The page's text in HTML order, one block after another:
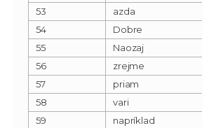
53
azda
54
Dobre
55
Naozaj
56
zrejme
57
priam
58
vari
59
napríklad